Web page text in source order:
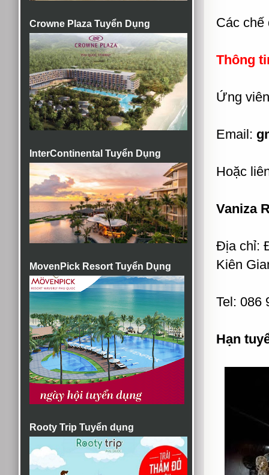
Crowne Plaza Tuyển Dụng
InterContinental Tuyển Dụng
MovenPick Resort Tuyển Dụng
Rooty Trip Tuyển dụng
Các chế
Thông
Ứng
Email:
Hoặc
Vaniza
Địa chỉ:
Kiên
Tel: 086
Hạn